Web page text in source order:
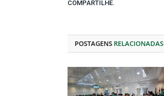
COMPARTILHE.
POSTAGENS RELACIONADAS